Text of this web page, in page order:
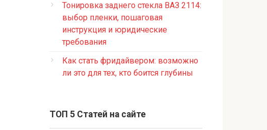
Тонировка заднего стекла ВАЗ 2114:
выбор пленки, пошаговая
инструкция и юридические
требования
Как стать фридайвером: возможно
ли это для тех, кто боится глубины
ТОП 5 Статей на сайте